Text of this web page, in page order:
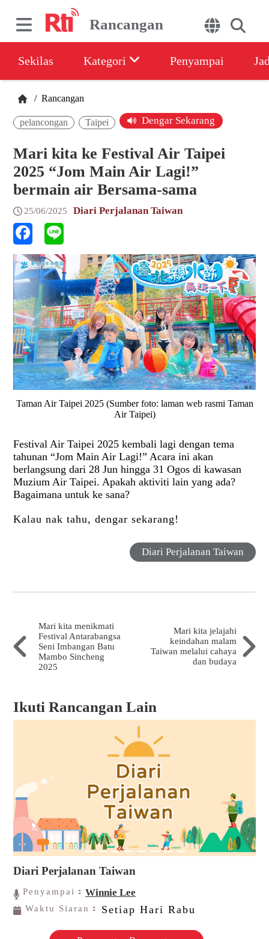
Rancangan
Sekilas Kategori Penyampai
/ Rancangan
pelancongan Taipei Dengar Sekarang
Mari kita ke Festival Air Taipei
2025 “Jom Main Air Lagi!”
bermain air Bersama-sama
25/06/2025 Diari Perjalanan Taiwan
Taman Air Taipei 2025 (Sumber foto: laman web rasmi Taman
Air Taipei)
Festival Air Taipei 2025 kembali lagi dengan tema
tahunan “Jom Main Air Lagi!” Acara ini akan
berlangsung dari 28 Jun hingga 31 Ogos di kawasan
Muzium Air Taipei. Apakah aktiviti lain yang ada?
Bagaimana untuk ke sana?
Kalau nak tahu, dengar sekarang!
Diari Perjalanan Taiwan
Mari kita menikmati
Festival Antarabangsa
Seni Imbangan Batu
Mambo Sincheng
2025
Mari kita jelajahi
keindahan malam
Taiwan melalui cahaya
dan budaya
Ikuti Rancangan Lain
Diari Perjalanan Taiwan
Penyampai：Winnie Lee
Waktu Siaran： Setiap Hari Rabu